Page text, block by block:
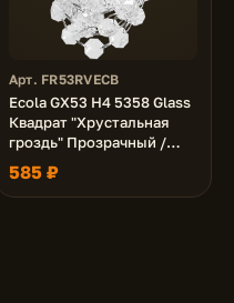
Арт. FR53RVECB
Ecola GX53 H4 5358 Glass
Квадрат "Хрустальная
гроздь" Прозрачный /
Хром 150x110x110 (к+)
585 ₽